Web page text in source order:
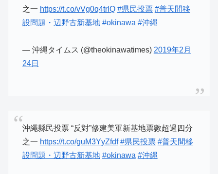
之一 https://t.co/vVg0q4trlQ #県民投票 #普天間移
設問題・辺野古新基地 #okinawa #沖縄
— 沖縄タイムス (@theokinawatimes) 2019年2月
24日
沖繩縣民投票 “反對”修建美軍新基地票數超過四分
之一 https://t.co/guM3YyZfdf #県民投票 #普天間移
設問題・辺野古新基地 #okinawa #沖縄